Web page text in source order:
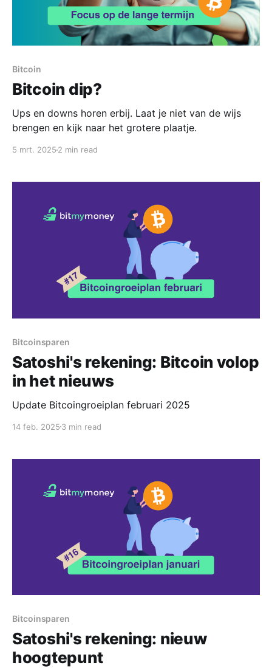
Bitcoin
Bitcoin dip?
Ups en downs horen erbij. Laat je niet van de wijs
brengen en kijk naar het grotere plaatje.
5 mrt. 2025 2 min read
Bitcoinsparen
Satoshi's rekening: Bitcoin volop
in het nieuws
Update Bitcoingroeiplan februari 2025
14 feb. 2025 3 min read
Bitcoinsparen
Satoshi's rekening: nieuw
hoogtepunt